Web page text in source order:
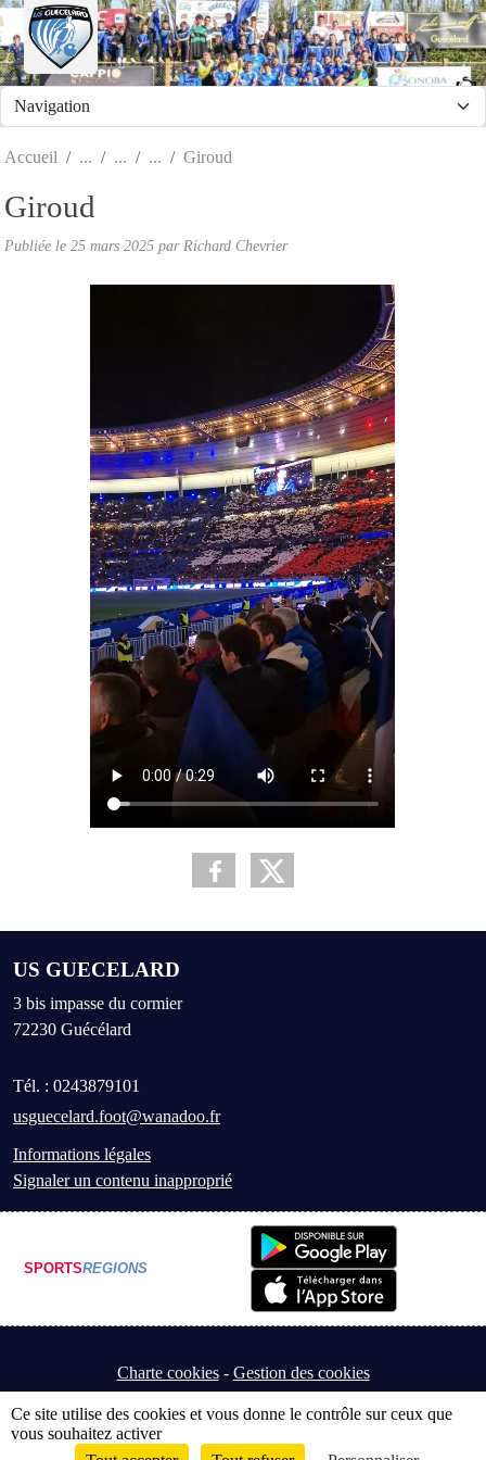
Accueil Giroud
Giroud
Publiée le 25 mars 2025 par Richard Chevrier
US GUECELARD
3 bis impasse du cormier
72230 Guécélard
Tél. : 0243879101
usguecelard.foot@wanadoo.fr
Informations légales
Signaler un contenu inapproprié
SPORTSREGIONS
Charte cookies Gestion des cookies
Panneau de gestion des cookies
Ce site utilise des cookies et vous donne le contrôle sur ceux que
vous souhaitez activer